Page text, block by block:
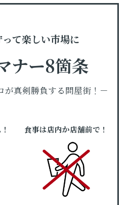
て楽しい市場に
ナー8箇条
が真剣勝負する問屋街！－
食事は店内か店舗前で！